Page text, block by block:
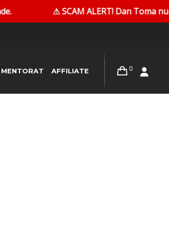
⚠ SCAM ALERT! Dan Toma
0
MENTORAT AFFILIATE